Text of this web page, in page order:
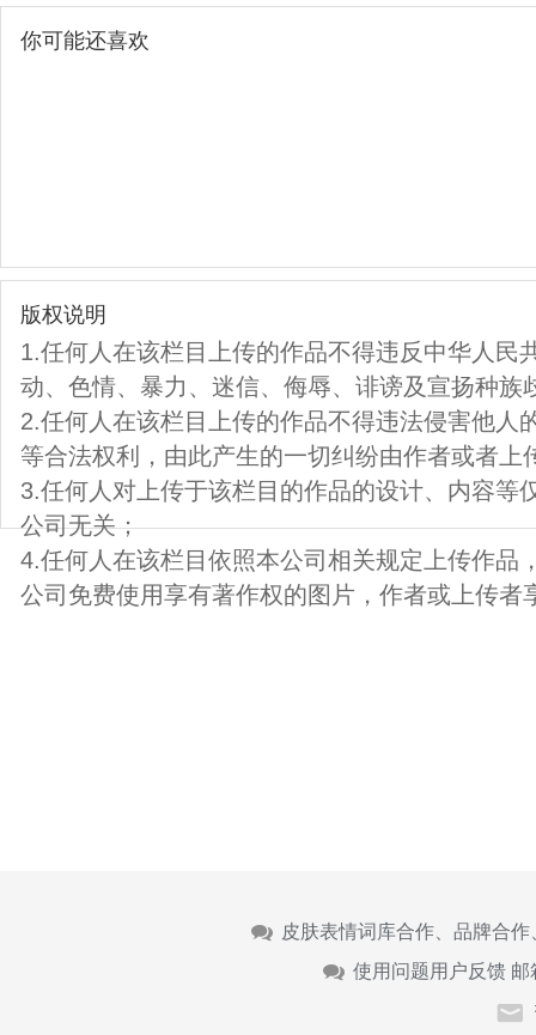
你可能还喜欢
版权说明
1.任何人在该栏目上传的作品不得违反中华人民
动、色情、暴力、迷信、侮辱、诽谤及宣扬种族
2.任何人在该栏目上传的作品不得违法侵害他人
等合法权利，由此产生的一切纠纷由作者或者上
3.任何人对上传于该栏目的作品的设计、内容等
公司无关；
4.任何人在该栏目依照本公司相关规定上传作品
公司免费使用享有著作权的图片，作者或上传者
皮肤表情词库合作、品牌合
使用问题用户反馈 邮